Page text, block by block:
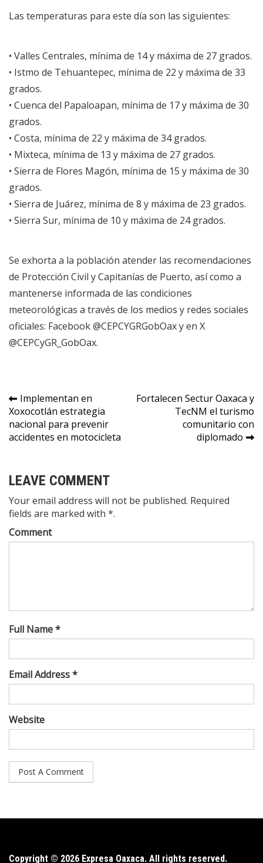
Las temperaturas para este día son las siguientes:
• Valles Centrales, mínima de 14 y máxima de 27 grados.
• Istmo de Tehuantepec, mínima de 22 y máxima de 33
grados.
• Cuenca del Papaloapan, mínima de 17 y máxima de 30
grados.
• Costa, mínima de 22 y máxima de 34 grados.
• Mixteca, mínima de 13 y máxima de 27 grados.
• Sierra de Flores Magón, mínima de 15 y máxima de 30
grados.
• Sierra de Juárez, mínima de 8 y máxima de 23 grados.
• Sierra Sur, mínima de 10 y máxima de 24 grados.
Se exhorta a la población atender las recomendaciones
de Protección Civil y Capitanías de Puerto, así como a
mantenerse informada de las condiciones
meteorológicas a través de los medios y redes sociales
oficiales: Facebook @CEPCYGRGobOax y en X
@CEPCyGR_GobOax.
Navegación
de
entradas
Implementan en
Xoxocotlán estrategia
nacional para prevenir
accidentes en motocicleta
Fortalecen Sectur Oaxaca y
TecNM el turismo
comunitario con
diplomado
LEAVE COMMENT
Your email address will not be published. Required
fields are marked with *.
Comment
Full Name *
Email Address *
Website
Copyright © 2026 Expresa Oaxaca. All rights reserved.